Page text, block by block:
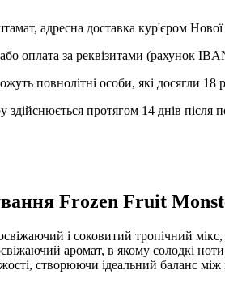
адресна доставка кур'єром
оплата за реквізитами (рахунок
повнолітні особи, які досягли 18
здійснюється протягом 14 днів
Frozen Fruit
і соковитий тропічний
аромат, в якому солодкі
створюючи ідеальний баланс